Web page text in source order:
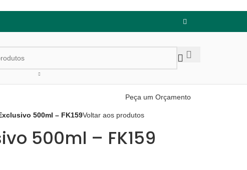
Peça um Orçamento
500ml – FK159Voltar aos produtos
500ml – FK159